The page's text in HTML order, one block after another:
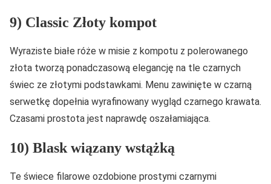
9) Classic Złoty kompot
Wyraziste białe róże w misie z kompotu z polerowanego
złota tworzą ponadczasową elegancję na tle czarnych
świec ze złotymi podstawkami. Menu zawinięte w czarną
serwetkę dopełnia wyrafinowany wygląd czarnego krawata.
Czasami prostota jest naprawdę oszałamiająca.
10) Blask wiązany wstążką
Te świece filarowe ozdobione prostymi czarnymi